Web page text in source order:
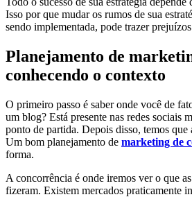
Isso por que mudar os rumos de sua
sendo implementada, pode trazer
Planejamento de
conhecendo o contexto
O primeiro passo é saber onde você de
um blog? Está presente nas redes sociais
ponto de partida. Depois disso, temos que
Um bom planejamento de marketing de
forma.
A concorrência é onde iremos ver o que
fizeram. Existem mercados praticamente